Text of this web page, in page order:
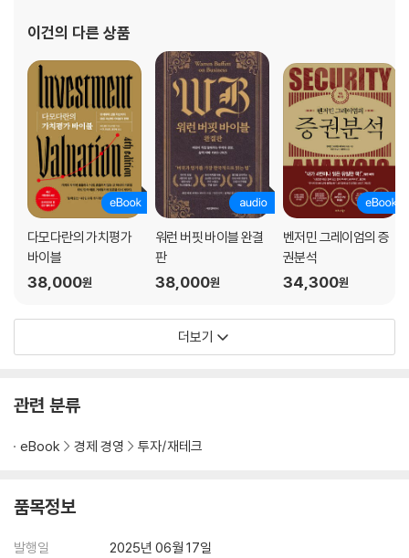
10장. 관심을 사로잡는 메시지 구성
펀드매니저의 관심을 사로잡는 방법 | 툴민 모형을 이용한 주장 구성 | 확
실한 주장
11장. 30초에 관심 끌고 2분 안에 설득하라
30초 관심 끌기 | 2분 설득 | 일하기 편하게 해주라 | 슬라이드는 단순하게
| 질의응답에서 약점 잡히지 않으려면 | 종목 추천 경연대회 | 메시지 전달:
당신은 편지봉투 | 면담의 구조 | 의사소통을 방해하는 기타 장애물 | 카네
기홀 무대에 서는 방법은?
주석
이건의 다른 상품
다모다란의 가치평가
바이블
38,000원
워런 버핏 바이블 완결
판
38,000원
벤저민 그레이엄의 증
권분석
34,300원
더보기
관련 분류
eBook 경제 경영 투자/재테크
품목정보
발행일
2025년 06월 17일